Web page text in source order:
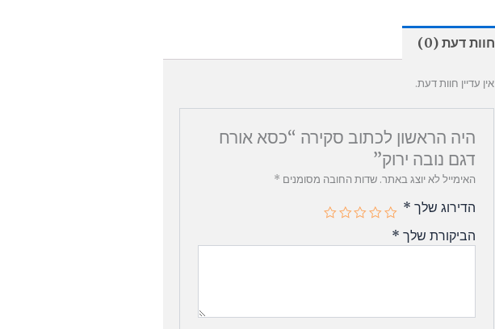
חוות דעת (0)
אין עדיין חוות דעת.
היה הראשון לכתוב סקירה “כסא אורח
דגם נובה ירוק”
האימייל לא יוצג באתר. שדות החובה מסומנים *
הדירוג שלך *
הביקורת שלך *